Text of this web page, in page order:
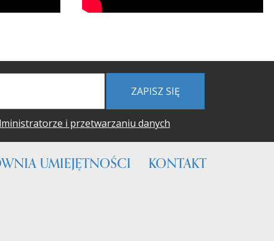
ZAPISZ SIĘ
i przetwarzaniu danych
UMIEJĘTNOŚCI KONTAKT